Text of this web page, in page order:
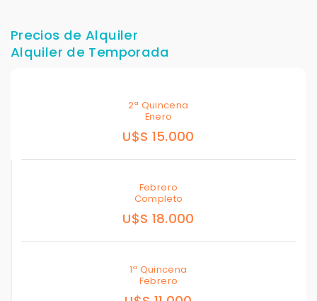
Precios de Alquiler
Alquiler de Temporada
2ª Quincena
Enero
U$S 15.000
Febrero
Completo
U$S 18.000
1ª Quincena
Febrero